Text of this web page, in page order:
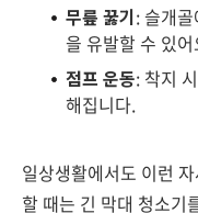
무릎 꿇기: 슬개
을 유발할 수 있
점프 운동: 착지
해집니다.
일상생활에서도 이런
할 때는 긴 막대 청소기